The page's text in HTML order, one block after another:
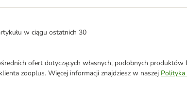
w ciągu ostatnich 30
ofert dotyczących własnych, podobnych
zooplus. Więcej informacji znajdziesz w naszej